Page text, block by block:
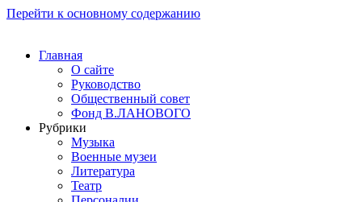
Перейти к основному содержанию
Главная
О сайте
Руководство
Общественный совет
Фонд В.ЛАНОВОГО
Рубрики
Музыка
Военные музеи
Литература
Театр